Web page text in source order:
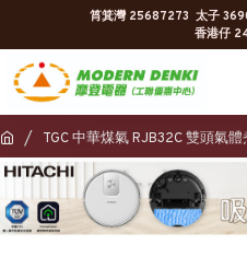
筲箕灣 25687273 太子
香港仔
TGC 中華煤氣 RJB32C 雙頭氣